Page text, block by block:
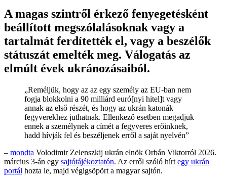
A magas szintről érkező fenyegetésként
beállított megszólalásoknak vagy a
tartalmát ferdítették el, vagy a beszélők
státuszát emelték meg. Válogatás az
elmúlt évek ukránozásaiból.
„Reméljük, hogy az az egy személy az EU-ban nem
fogja blokkolni a 90 milliárd euró[nyi hitel]t vagy
annak az első részét, és hogy az ukrán katonák
fegyverekhez juthatnak. Ellenkező esetben megadjuk
ennek a személynek a címét a fegyveres erőinknek,
hadd hívják fel és beszéljenek erről a saját nyelvén”
– mondta Volodimir Zelenszkij ukrán elnök Orbán Viktorról 2026.
március 3-án egy sajtótájékoztatón. Az erről szóló hírt egy ukrán
portál hozta le, majd végigsöpört a magyar sajtón.